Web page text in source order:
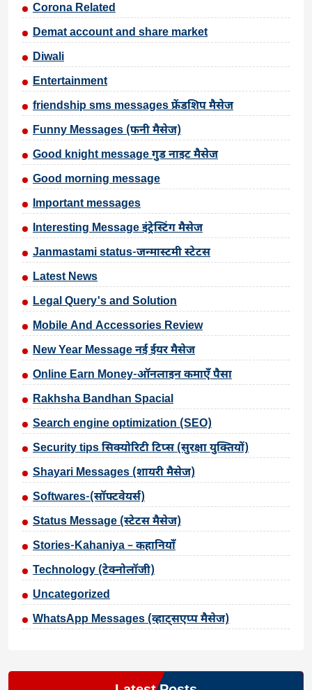
Corona Related
Demat account and share market
Diwali
Entertainment
friendship sms messages फ्रेंडशिप मैसेज
Funny Messages (फनी मैसेज)
Good knight message गुड नाइट मैसेज
Good morning message
Important messages
Interesting Message इंट्रेस्टिंग मैसेज
Janmastami status-जन्मास्टमी स्टेटस
Latest News
Legal Query's and Solution
Mobile And Accessories Review
New Year Message नई ईयर मैसेज
Online Earn Money-ऑनलाइन कमाएँ पैसा
Rakhsha Bandhan Spacial
Search engine optimization (SEO)
Security tips सिक्योरिटी टिप्स (सुरक्षा युक्तियों)
Shayari Messages (शायरी मैसेज)
Softwares-(सॉफ्टवेयर्स)
Status Message (स्टेटस मैसेज)
Stories-Kahaniya – कहानियाँ
Technology (टेक्नोलॉजी)
Uncategorized
WhatsApp Messages (व्हाट्सएप्प मैसेज)